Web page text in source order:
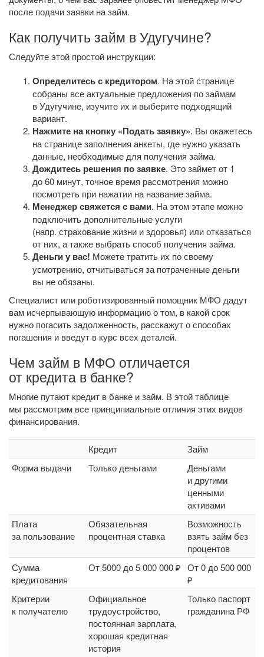
после подачи заявки на займ.
Как получить займ в Удугучине?
Следуйте этой простой инструкции:
Определитесь с кредитором. На этой странице
собраны все актуальные предложения по займам
в Удугучине, изучите их и выберите подходящий
вариант.
Нажмите на кнопку «Подать заявку». Вы окажетесь
на странице заполнения анкеты, где нужно указать
данные, необходимые для получения займа.
Дождитесь решения по заявке. Это займет от 1
до 60 минут, точное время рассмотрения можно
посмотреть при нажатии на название займа.
Менеджер свяжется с вами. На этом этапе можно
подключить дополнительные услуги
(напр. страхование жизни и здоровья) или отказаться
от них, а также выбрать способ получения займа.
Деньги у вас! Можете тратить их по своему
усмотрению, отчитываться за потраченные деньги
вы не обязаны.
Специалист или роботизированный помощник МФО дадут
вам исчерпывающую информацию о том, в какой срок
нужно погасить задолженность, расскажут о способах
погашения и введут в курс всех деталей.
Чем займ в МФО отличается
от кредита в банке?
Многие путают кредит в банке и займ. В этой таблице
мы рассмотрим все принципиальные отличия этих видов
финансирования.
Кредит
Займ
Форма выдачи
Только деньгами
Деньгами
и другими
ценными
активами
Плата
за пользование
Обязательная
процентная ставка
Возможность
взять займ без
процентов
Сумма
кредитования
От 5000 до 5 000 000 ₽ От 0 до 500 000
₽
Критерии
к получателю
Официальное
трудоустройство,
постоянная зарплата,
хорошая кредитная
история
Только паспорт
гражданина РФ